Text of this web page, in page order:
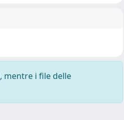
, mentre i file delle